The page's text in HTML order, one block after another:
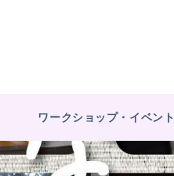
ワークショップ・イベント